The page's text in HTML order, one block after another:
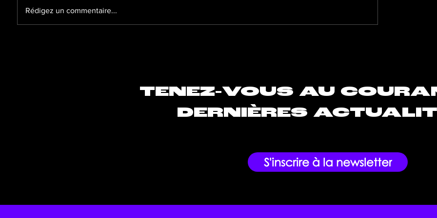
Rédigez un commentaire...
TENEZ-VOUS AU
DERNIÈRES
S'inscrire à la newsletter